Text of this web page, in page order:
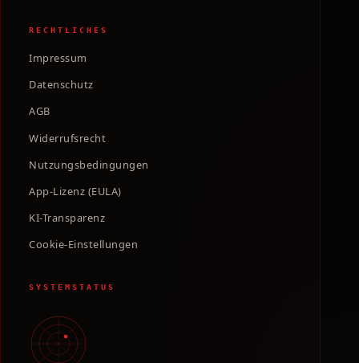
RECHTLICHES
Impressum
Datenschutz
AGB
Widerrufsrecht
Nutzungsbedingungen
App-Lizenz (EULA)
KI-Transparenz
Cookie-Einstellungen
SYSTEMSTATUS